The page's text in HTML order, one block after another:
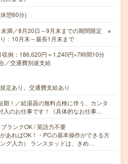
憩60分)
未満／8月20日～9月末までの期間限定 ※
：10月末～最長1月末まで
例：186,620円＝1,240円×7時間10分
／交通費別途支給
定あり。交通費支給あり
期！／給湯器の無料点検に伴う、カンタ
入のお仕事です！《具体的なお仕事…
ランクOK / 英語力不要
あればOK！・PCの基本操作ができる方
ング入力） ランスタッドは、きめ…